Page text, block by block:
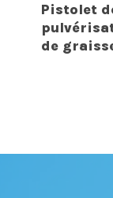
Pistolet
de